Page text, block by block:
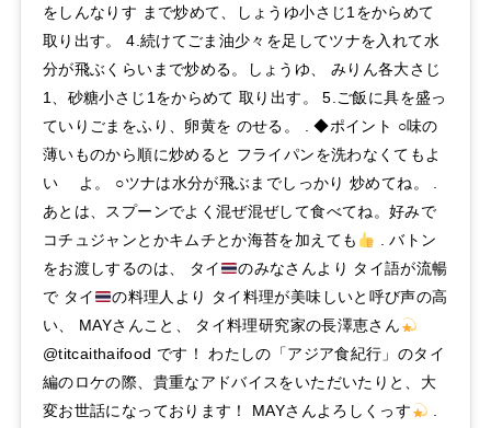
をしんなりす まで炒めて、しょうゆ小さじ1をからめて
取り出す。 4.続けてごま油少々を足してツナを入れて水
分が飛ぶくらいまで炒める。しょうゆ、 みりん各大さじ
1、砂糖小さじ1をからめて 取り出す。 5.ご飯に具を盛っ
ていりごまをふり、卵黄を のせる。 . ◆ポイント ○味の
薄いものから順に炒めると フライパンを洗わなくてもよ
い よ。 ○ツナは水分が飛ぶまでしっかり 炒めてね。 .
あとは、スプーンでよく混ぜ混ぜして食べてね。好みで
コチュジャンとかキムチとか海苔を加えても
. バトン
をお渡しするのは、 タイ
のみなさんより タイ語が流暢
で タイ
の料理人より タイ料理が美味しいと呼び声の高
い、 MAYさんこと、 タイ料理研究家の長澤恵さん
@titcaithaifood です！ わたしの「アジア食紀行」のタイ
編のロケの際、貴重なアドバイスをいただいたりと、大
変お世話になっております！ MAYさんよろしくっす
.